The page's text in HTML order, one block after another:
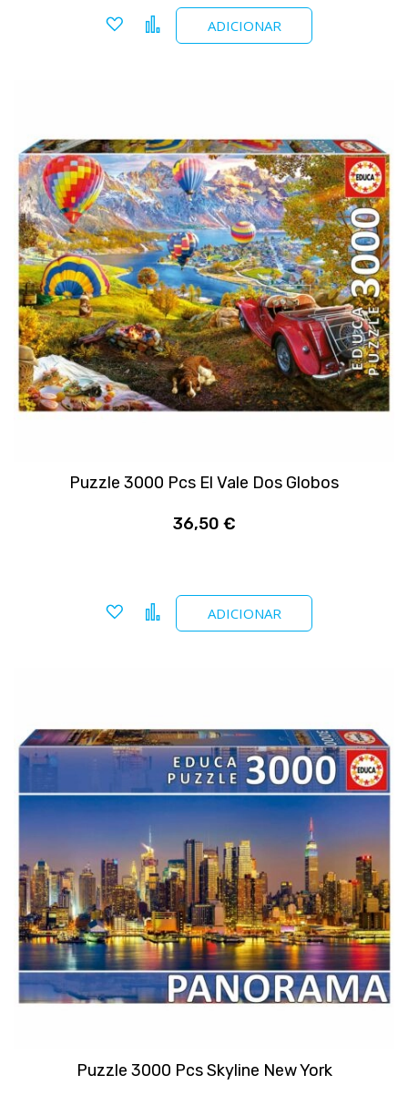
ADICIONAR
Adicionar a favoritos
Comparar
Puzzle 3000 Pcs El Vale Dos Globos
36,50 €
ADICIONAR
Adicionar a favoritos
Comparar
Puzzle 3000 Pcs Skyline New York